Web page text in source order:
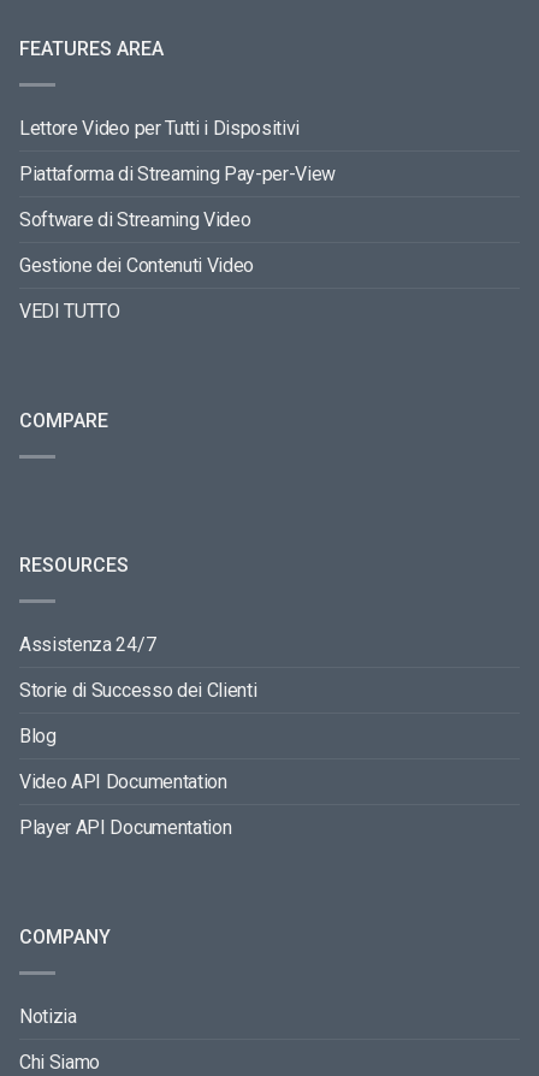
FEATURES AREA
Lettore Video per Tutti i Dispositivi
Piattaforma di Streaming Pay-per-View
Software di Streaming Video
Gestione dei Contenuti Video
VEDI TUTTO
COMPARE
RESOURCES
Assistenza 24/7
Storie di Successo dei Clienti
Blog
Video API Documentation
Player API Documentation
COMPANY
Notizia
Chi Siamo